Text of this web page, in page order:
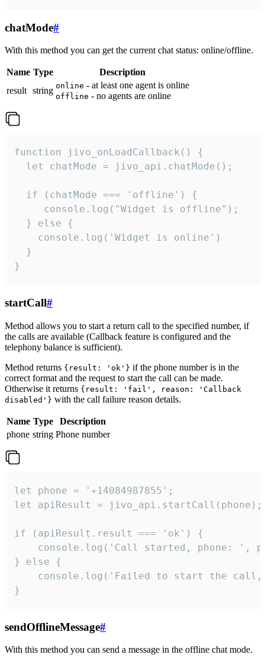
chatMode#
With this method you can get the current chat status: online/offline.
Name Type
Description
result string online - at least one agent is online
offline - no agents are online
function jivo_onLoadCallback() {
  let chatMode = jivo_api.chatMode();
  if (chatMode === 'offline') {
     console.log("Widget is offline");
  } else {
    console.log('Widget is online')
  }
}
startCall#
Method allows you to start a return call to the specified number, if
the calls are available (Callback feature is configured and the
telephony balance is sufficient).
Method returns {result: 'ok'} if the phone number is in the
correct format and the request to start the call can be made.
Otherwise it returns {result: 'fail', reason: 'Callback
disabled'} with the call failure reason details.
Name Type
Description
phone string Phone number
let phone = '+14084987855';
let apiResult = jivo_api.startCall(phone);
if (apiResult.result === 'ok') {
console.log('Call started, phone: ',
} else {
console.log('Failed to start the
}
sendOfflineMessage#
With this method you can send a message in the offline chat mode.